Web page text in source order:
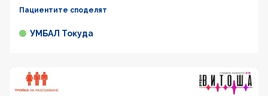
Пациентите споделят
УМБАЛ Токуда